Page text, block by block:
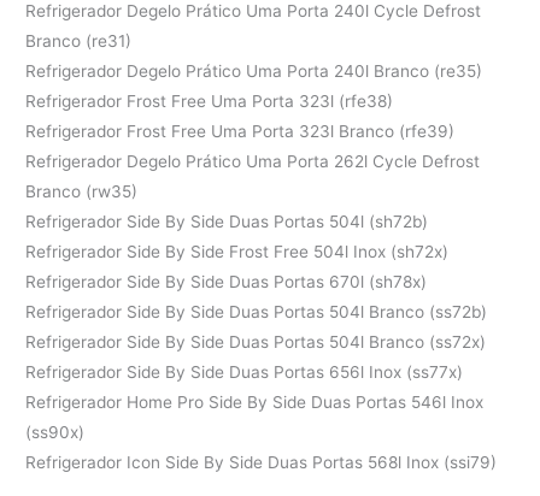
Refrigerador Degelo Prático Uma Porta 240l Cycle Defrost
Branco (re31)
Refrigerador Degelo Prático Uma Porta 240l Branco (re35)
Refrigerador Frost Free Uma Porta 323l (rfe38)
Refrigerador Frost Free Uma Porta 323l Branco (rfe39)
Refrigerador Degelo Prático Uma Porta 262l Cycle Defrost
Branco (rw35)
Refrigerador Side By Side Duas Portas 504l (sh72b)
Refrigerador Side By Side Frost Free 504l Inox (sh72x)
Refrigerador Side By Side Duas Portas 670l (sh78x)
Refrigerador Side By Side Duas Portas 504l Branco (ss72b)
Refrigerador Side By Side Duas Portas 504l Branco (ss72x)
Refrigerador Side By Side Duas Portas 656l Inox (ss77x)
Refrigerador Home Pro Side By Side Duas Portas 546l Inox
(ss90x)
Refrigerador Icon Side By Side Duas Portas 568l Inox (ssi79)